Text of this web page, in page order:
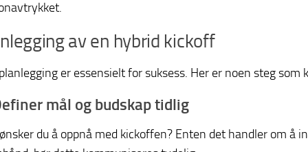
av en hybrid kickoff
er essensielt for suksess. Her er noen steg
mål og budskap tidlig
du å oppnå med kickoffen? Enten det handler om å